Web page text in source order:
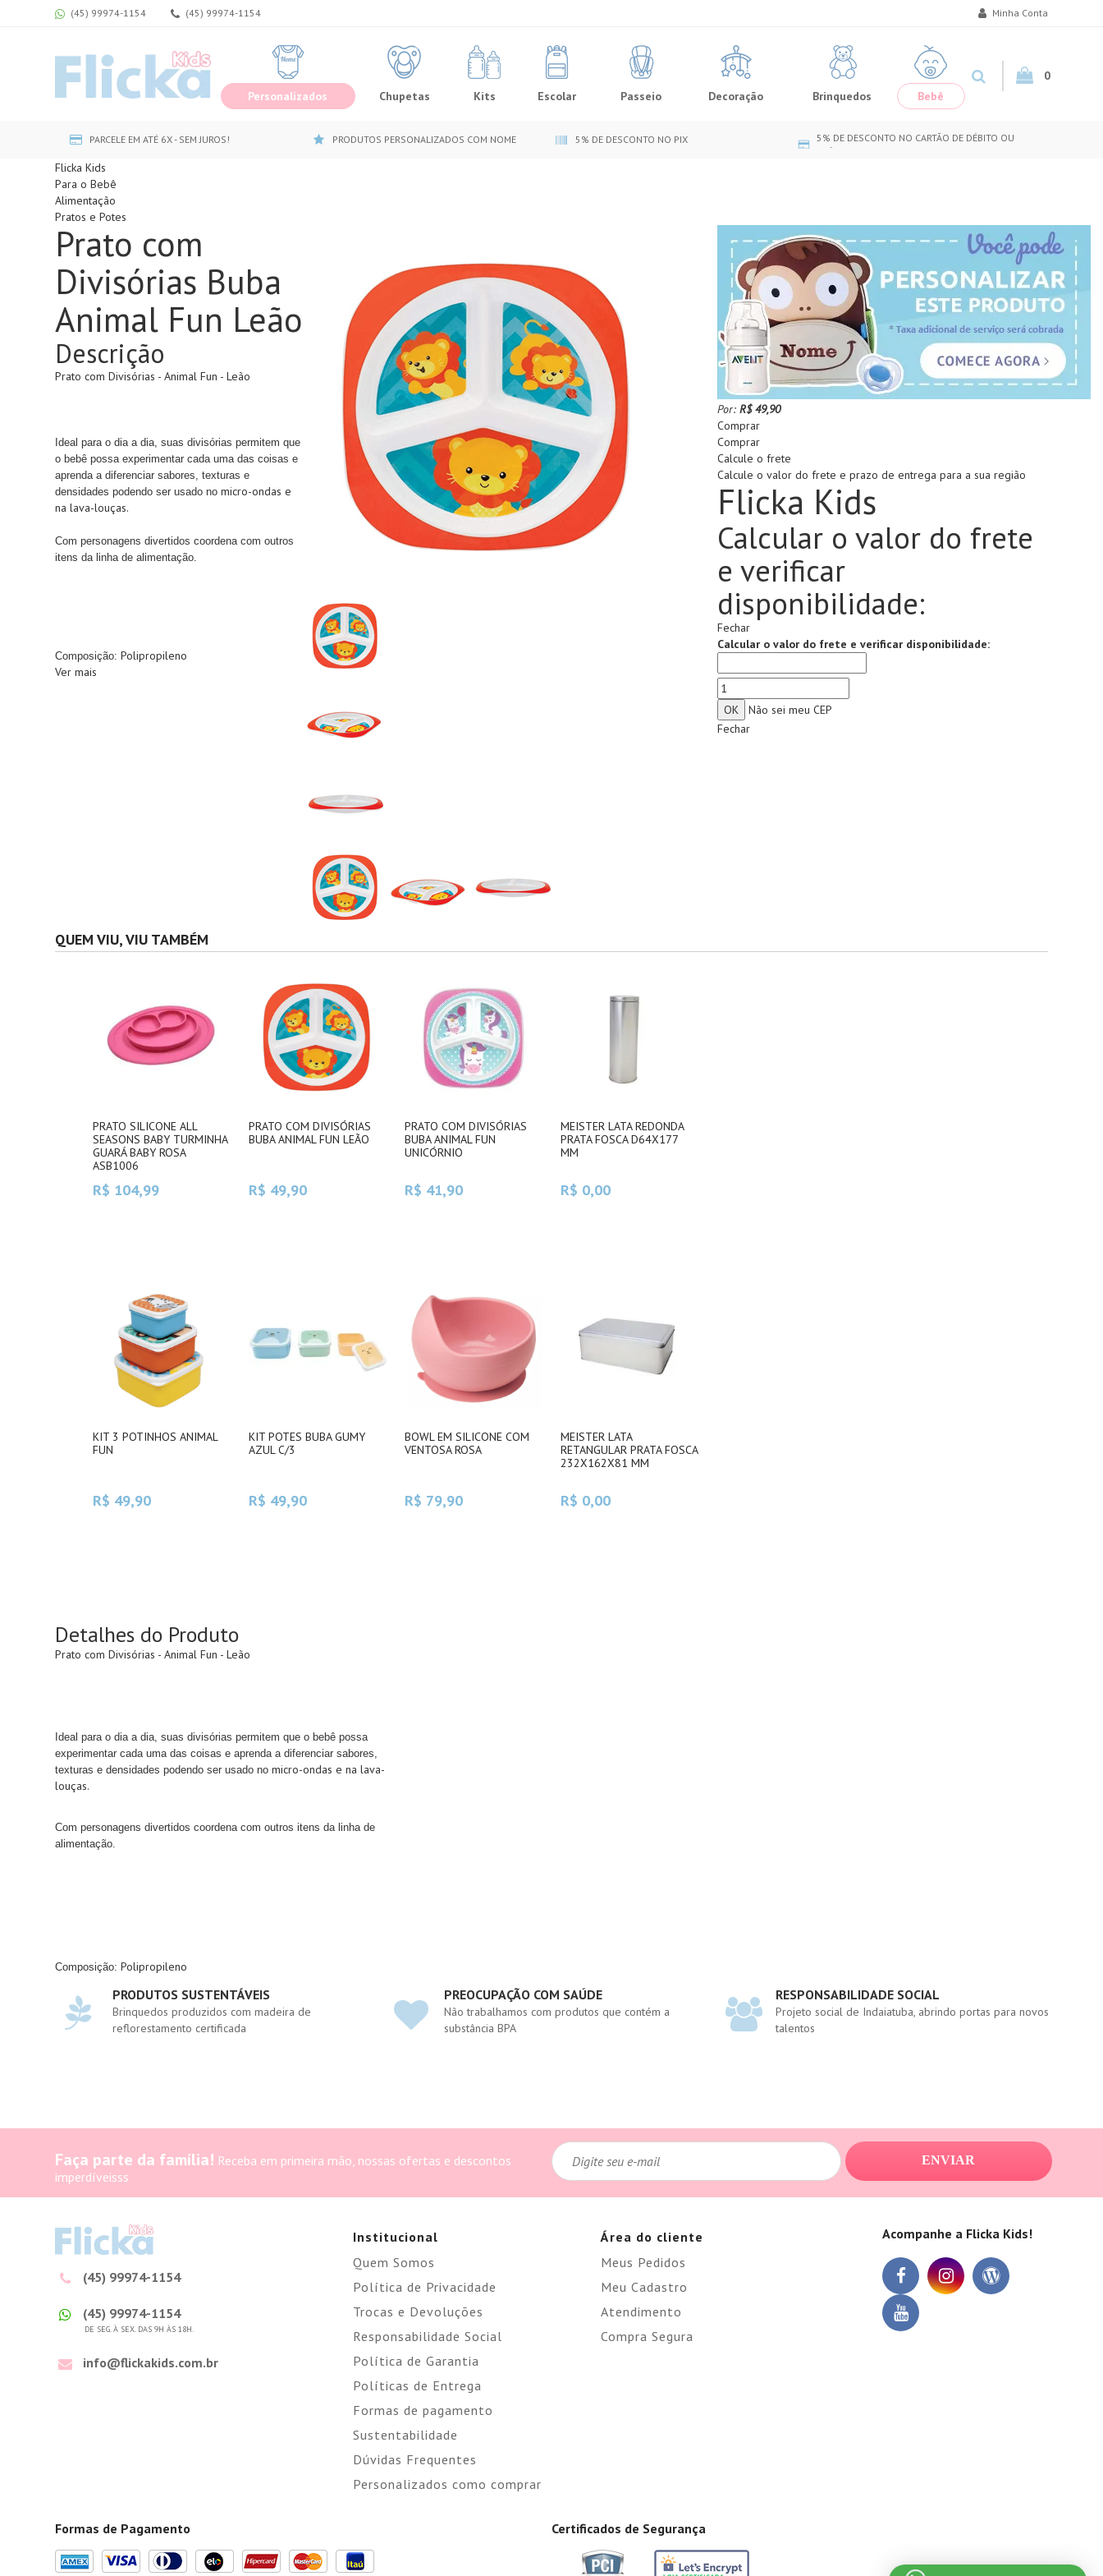
(45) 99974-1154 (45) 99974-1154 Minha Conta
Personalizados Chupetas Kits Escolar Passeio Decoração Brinquedos Bebê
0
PARCELE EM ATÉ 6X - SEM JUROS! PRODUTOS PERSONALIZADOS COM NOME 5% DE DESCONTO NO PIX
5% DE DESCONTO NO CARTÃO DE DÉBITO OU
CRÉDITO
Flicka Kids
Para o Bebê
Alimentação
Pratos e Potes
Prato com
Divisórias Buba
Animal Fun Leão
Descrição
Prato com Divisórias - Animal Fun - Leão
Ideal para o dia a dia, suas divisórias permitem que
o bebê possa experimentar cada uma das coisas e
aprenda a diferenciar sabores, texturas e
densidades podendo ser usado no micro-ondas e
na lava-louças.
Com personagens divertidos coordena com outros
itens da linha de alimentação.
Composição: Polipropileno
Ver mais
Por: R$ 49,90
Comprar
Comprar
Calcule o frete
Calcule o valor do frete e prazo de entrega para a sua região
Flicka Kids
Calcular o valor do frete
e verificar
disponibilidade:
Fechar
Calcular o valor do frete e verificar disponibilidade:
Não sei meu CEP
Fechar
QUEM VIU, VIU TAMBÉM
PRATO SILICONE ALL
SEASONS BABY TURMINHA
GUARÁ BABY ROSA
ASB1006
R$ 104,99
KIT 3 POTINHOS ANIMAL
FUN
R$ 49,90
PRATO COM DIVISÓRIAS
BUBA ANIMAL FUN LEÃO
R$ 49,90
KIT POTES BUBA GUMY
AZUL C/3
R$ 49,90
PRATO COM DIVISÓRIAS
BUBA ANIMAL FUN
UNICÓRNIO
R$ 41,90
BOWL EM SILICONE COM
VENTOSA ROSA
R$ 79,90
MEISTER LATA REDONDA
PRATA FOSCA D64X177
MM
R$ 0,00
MEISTER LATA
RETANGULAR PRATA FOSCA
232X162X81 MM
R$ 0,00
Detalhes do Produto
Prato com Divisórias - Animal Fun - Leão
Ideal para o dia a dia, suas divisórias permitem que o bebê possa
experimentar cada uma das coisas e aprenda a diferenciar sabores,
texturas e densidades podendo ser usado no micro-ondas e na lava-
louças.
Com personagens divertidos coordena com outros itens da linha de
alimentação.
Composição: Polipropileno
PRODUTOS SUSTENTÁVEIS
Brinquedos produzidos com madeira de
reflorestamento certificada
PREOCUPAÇÃO COM SAÚDE
Não trabalhamos com produtos que contém a
substância BPA
RESPONSABILIDADE SOCIAL
Projeto social de Indaiatuba, abrindo portas para novos
talentos
Faça parte da família! Receba em primeira mão, nossas ofertas e descontos
imperdíveisss
ENVIAR
(45) 99974-1154
(45) 99974-1154
DE SEG. À SEX. DAS 9H ÀS 18H.
info@flickakids.com.br
Institucional
Quem Somos
Política de Privacidade
Trocas e Devoluções
Responsabilidade Social
Política de Garantia
Políticas de Entrega
Formas de pagamento
Sustentabilidade
Dúvidas Frequentes
Personalizados como comprar
Área do cliente
Meus Pedidos
Meu Cadastro
Atendimento
Compra Segura
Acompanhe a Flicka Kids!
Formas de Pagamento Certificados de Segurança